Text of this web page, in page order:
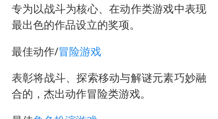
专为以战斗为核心、在动作类游戏中表现
最出色的作品设立的奖项。
最佳动作/冒险游戏
表彰将战斗、探索移动与解谜元素巧妙融
合的，杰出动作冒险类游戏。